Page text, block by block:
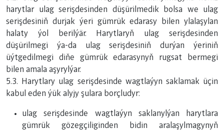
harytlar ulag serişdesinden düşürilmedik bolsa we ulag
serişdesiniň durjak ýeri gümrük edarasy bilen ylalaşylan
halaty ýol berilýär. Harytlaryň ulag serişdesinden
düşürilmegi ýa-da ulag serişdesiniň durýan ýeriniň
üýtgedilmegi diňe gümrük edarasynyň rugsat bermegi
bilen amala aşyrylýar.
5.3. Harytlary ulag serişdesinde wagtlaýyn saklamak üçin
kabul eden ýük alyjy şulara borçludyr:
ulag serişdesinde wagtlaýyn saklanylýan harytlara
gümrük gözegçiliginden bidin aralaşylmagynyň